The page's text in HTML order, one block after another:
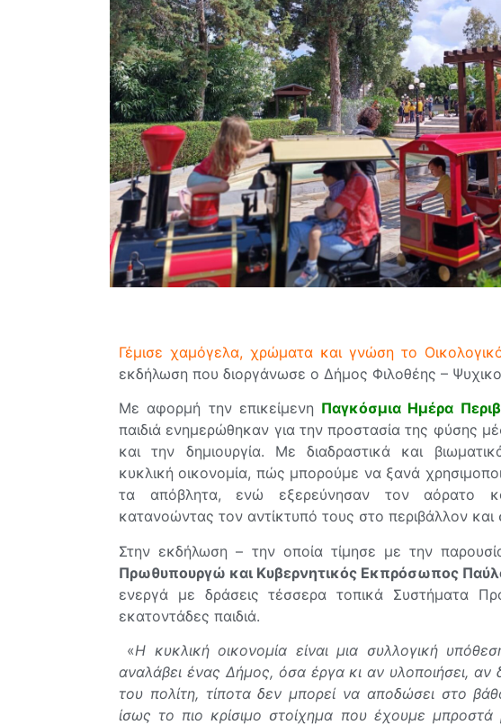
Γέμισε χαμόγελα, χρώματα και γνώση το
εκδήλωση που διοργάνωσε ο Δήμος Φιλοθέης –
Με αφορμή την επικείμενη Παγκόσμια Ημέρα
παιδιά ενημερώθηκαν για την προστασία της φύσης
και την δημιουργία. Με διαδραστικά και
κυκλική οικονομία, πώς μπορούμε να ξανά
τα απόβλητα, ενώ εξερεύνησαν τον αόρατο
κατανοώντας τον αντίκτυπό τους στο περιβάλλον
Στην εκδήλωση – την οποία τίμησε με την
Πρωθυπουργώ και Κυβερνητικός Εκπρόσωπος
ενεργά με δράσεις τέσσερα τοπικά Συστήματα
εκατοντάδες παιδιά.
«Η κυκλική οικονομία είναι μια συλλογική
αναλάβει ένας Δήμος, όσα έργα κι αν υλοποιήσει, αν
του πολίτη, τίποτα δεν μπορεί να αποδώσει στο
ίσως το πιο κρίσιμο στοίχημα που έχουμε